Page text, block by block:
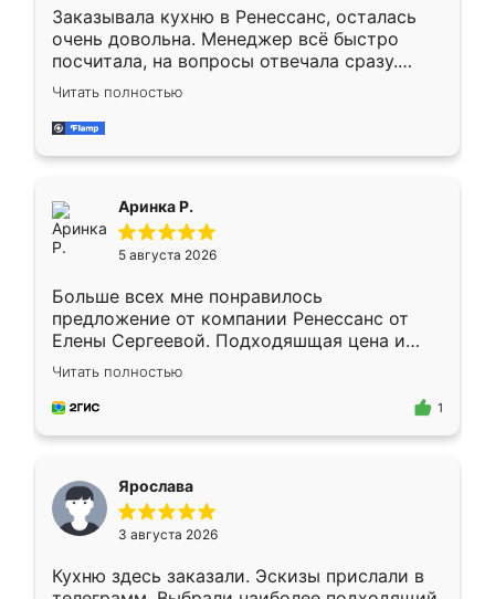
Заказывала кухню в Ренессанс, осталась
очень довольна. Менеджер всё быстро
посчитала, на вопросы отвечала сразу.
Замерщик приехал в субботу, подошёл к
делу со всей ответственностью. Собрали
за день, ребята работали аккуратно, даже
Читать полностью
Аринка Р.
5 августа 2026
Больше всех мне понравилось
предложение от компании Ренессанс от
Елены Сергеевой. Подходяшщая цена и
короткие сроки изготовления. Приехавший
для замера сотрудник Владислав
предложил по моему эскизу самый
Читать полностью
1
Ярослава
3 августа 2026
Кухню здесь заказали. Эскизы прислали в